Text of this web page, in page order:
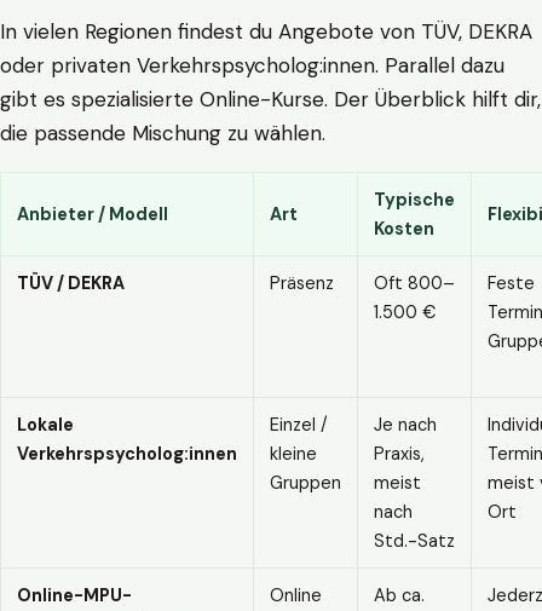
In vielen Regionen findest du Angebote von TÜV, DEKRA
oder privaten Verkehrspsycholog:innen. Parallel dazu
gibt es spezialisierte Online-Kurse. Der Überblick hilft dir,
die passende Mischung zu wählen.
Anbieter / Modell Art
Typische
Kosten
TÜV / DEKRA Präsenz
Oft 800–
1.500 €
Feste
Lokale
Verkehrspsycholog:innen
Einzel /
kleine
Gruppen
Je nach
Praxis,
meist
nach
Std.-Satz
meist
Ort
Online-MPU-
Online
Ab ca.